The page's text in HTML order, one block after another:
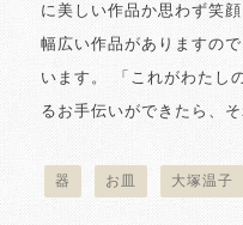
に美しい作品か思わず笑
幅広い作品がありますの
います。 「これがわたし
るお手伝いができたら、
器 お皿 大塚温子